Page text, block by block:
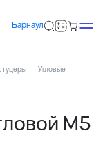
Барнаул
— Угловые
М5